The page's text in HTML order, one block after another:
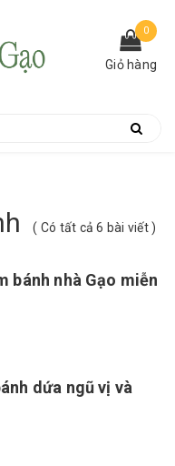
0
Giỏ hàng
( Có tất cả 6 bài viết )
bánh nhà Gạo miễn
dứa ngũ vị và